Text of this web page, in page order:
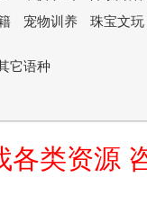
宠物训养 珠宝文玩
它语种
各类资源